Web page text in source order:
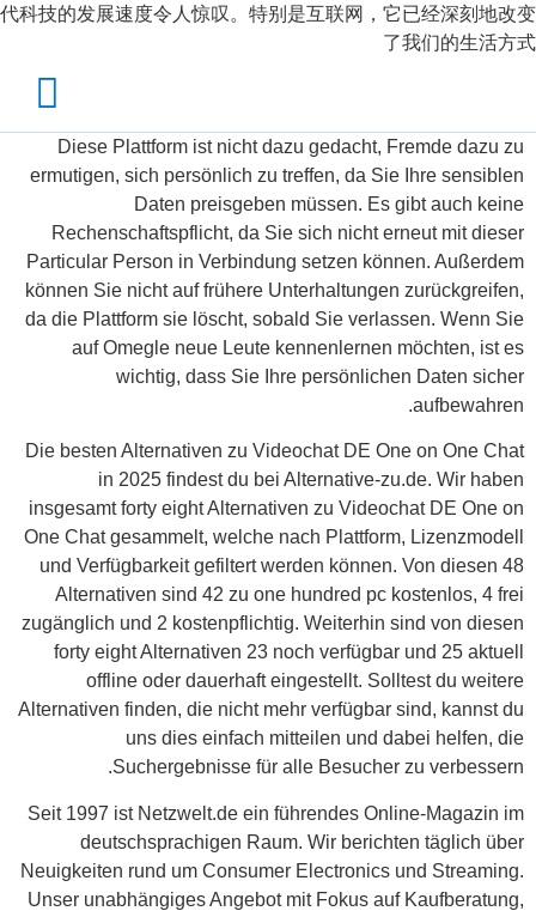
代科技的发展速度令人惊叹。特别是互联网，它已经深刻地改变
了我们的生活方式
Diese Plattform ist nicht dazu gedacht, Fremde dazu zu
ermutigen, sich persönlich zu treffen, da Sie Ihre sensiblen
Daten preisgeben müssen. Es gibt auch keine
Rechenschaftspflicht, da Sie sich nicht erneut mit dieser
Particular Person in Verbindung setzen können. Außerdem
können Sie nicht auf frühere Unterhaltungen zurückgreifen,
da die Plattform sie löscht, sobald Sie verlassen. Wenn Sie
auf Omegle neue Leute kennenlernen möchten, ist es
wichtig, dass Sie Ihre persönlichen Daten sicher
aufbewahren.
Die besten Alternativen zu Videochat DE One on One Chat
in 2025 findest du bei Alternative-zu.de. Wir haben
insgesamt forty eight Alternativen zu Videochat DE One on
One Chat gesammelt, welche nach Plattform, Lizenzmodell
und Verfügbarkeit gefiltert werden können. Von diesen 48
Alternativen sind 42 zu one hundred pc kostenlos, 4 frei
zugänglich und 2 kostenpflichtig. Weiterhin sind von diesen
forty eight Alternativen 23 noch verfügbar und 25 aktuell
offline oder dauerhaft eingestellt. Solltest du weitere
Alternativen finden, die nicht mehr verfügbar sind, kannst du
uns dies einfach mitteilen und dabei helfen, die
Suchergebnisse für alle Besucher zu verbessern.
Seit 1997 ist Netzwelt.de ein führendes Online-Magazin im
deutschsprachigen Raum. Wir berichten täglich über
Neuigkeiten rund um Consumer Electronics und Streaming.
Unser unabhängiges Angebot mit Fokus auf Kaufberatung,